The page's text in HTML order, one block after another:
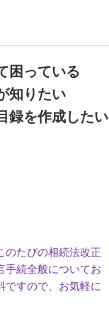
困っている
知りたい
録を作成したい
たびの相続法改正
手続全般についてお
ですので、お気軽に